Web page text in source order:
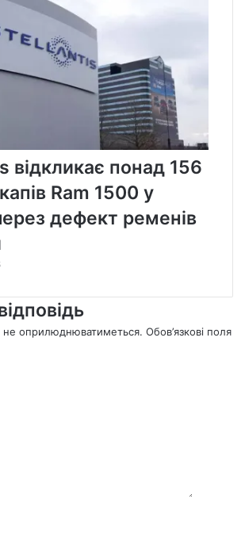
відкликає понад 156
Ram 1500 у
дефект ременів
не оприлюднюватиметься. Обов’язкові поля